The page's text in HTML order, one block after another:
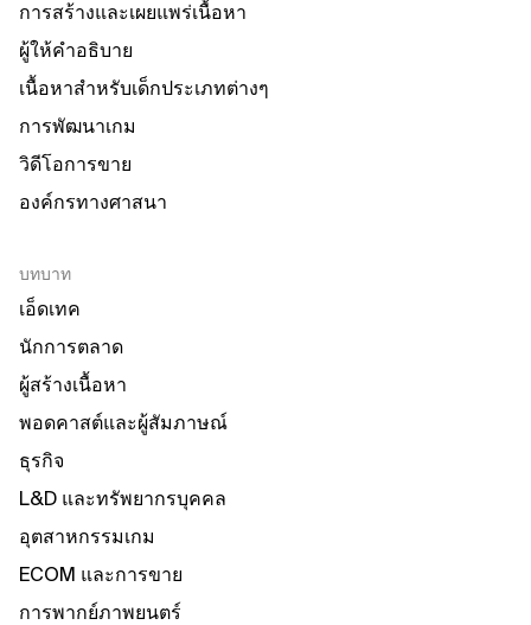
การสร้างและเผยแพร่เนื้อหา
ผู้ให้คำอธิบาย
เนื้อหาสำหรับเด็กประเภทต่างๆ
การพัฒนาเกม
วิดีโอการขาย
องค์กรทางศาสนา
บทบาท
เอ็ดเทค
นักการตลาด
ผู้สร้างเนื้อหา
พอดคาสต์และผู้สัมภาษณ์
ธุรกิจ
L&D และทรัพยากรบุคคล
อุตสาหกรรมเกม
ECOM และการขาย
การพากย์ภาพยนตร์